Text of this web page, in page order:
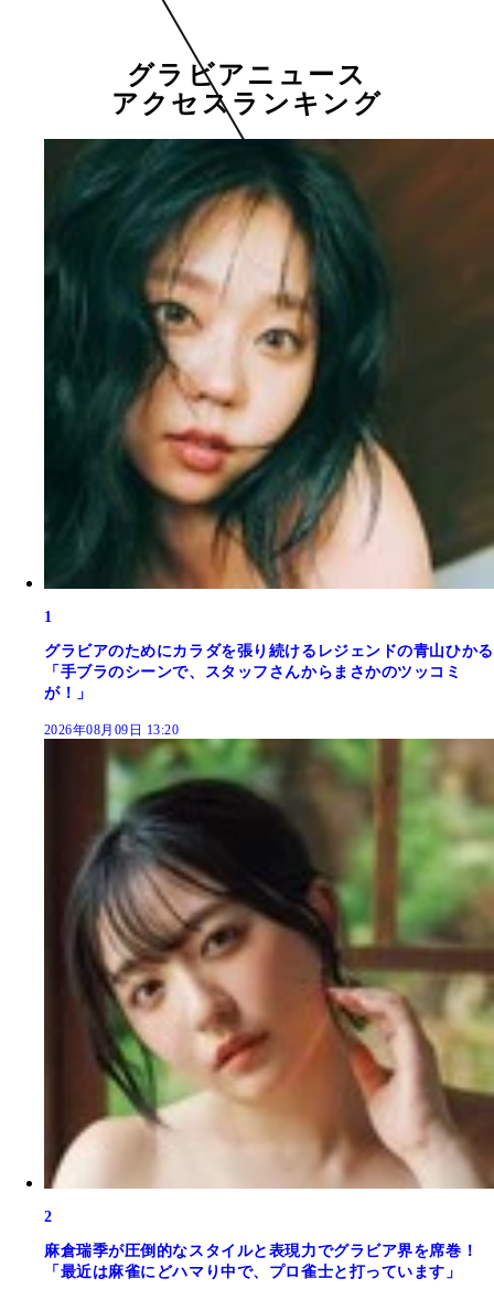
グラビアニュース
アクセスランキング
1
グラビアのためにカラダを張り続けるレジェンドの青山ひかる
「手ブラのシーンで、スタッフさんからまさかのツッコミ
が！」
2026年08月09日 13:20
2
麻倉瑞季が圧倒的なスタイルと表現力でグラビア界を席巻！
「最近は麻雀にどハマり中で、プロ雀士と打っています」